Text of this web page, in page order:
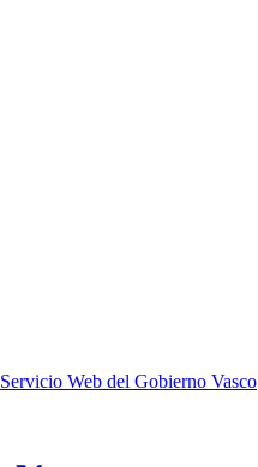
Servicio Web del Gobierno Vasco